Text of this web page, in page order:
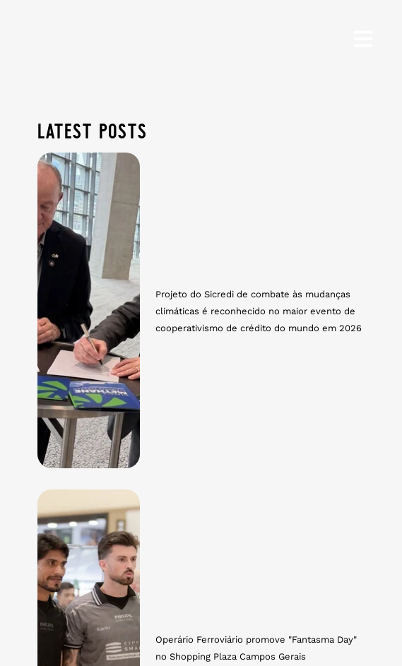
latest posts
Projeto do Sicredi de combate às mudanças
climáticas é reconhecido no maior evento de
cooperativismo de crédito do mundo em 2026
Operário Ferroviário promove "Fantasma Day"
no Shopping Plaza Campos Gerais